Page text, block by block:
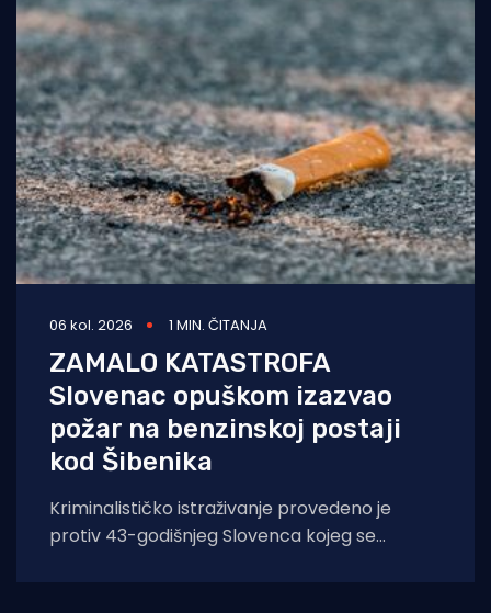
06 kol. 2026 1 MIN. ČITANJA
ZAMALO KATASTROFA
Slovenac opuškom izazvao
požar na benzinskoj postaji
kod Šibenika
Kriminalističko istraživanje provedeno je
protiv 43-godišnjeg Slovenca kojeg se